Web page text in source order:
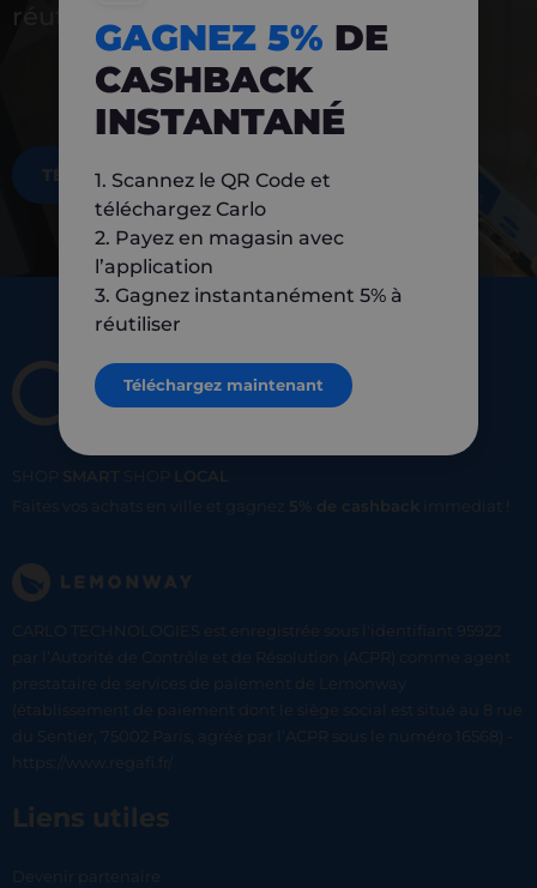
réutiliser
TÉLÉCHARGEZ MAINTENANT
SHOP SMART SHOP
LOCAL
Faites vos achats en ville et gagnez 5% de cashback immediat !
CARLO TECHNOLOGIES est enregistrée sous l'identifiant 95922
par l’Autorité de Contrôle et de Résolution (ACPR) comme agent
prestataire de services de paiement de Lemonway
(établissement de paiement dont le siège social est situé au 8 rue
du Sentier, 75002 Paris, agréé par l’ACPR sous le numéro 16568) -
https://www.regafi.fr/
Liens utiles
Devenir partenaire
GAGNEZ 5% DE
CASHBACK
INSTANTANÉ
1. Scannez le QR Code et
téléchargez Carlo
2. Payez en magasin avec
l’application
3. Gagnez instantanément 5% à
réutiliser
Téléchargez maintenant